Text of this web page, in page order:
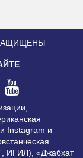
Instagram и
ИГИЛ), «Джабхат